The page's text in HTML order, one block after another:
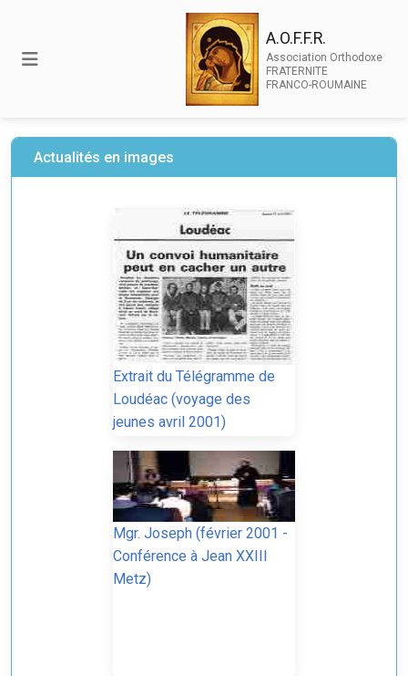
A.O.F.F.R.
Association Orthodoxe
FRATERNITE
FRANCO-ROUMAINE
Actualités en images
Extrait du Télégramme de
Loudéac (voyage des
jeunes avril 2001)
Mgr. Joseph (février 2001 -
Conférence à Jean XXIII
Metz)